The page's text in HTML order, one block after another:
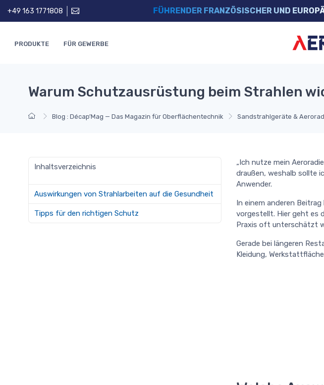
+49 163 1771808 FÜHRENDER FRANZÖSISCHER UND
PRODUKTE FÜR GEWERBE
Blog : Décap’Mag — Das Magazin für Oberflächentechnik Sandstrahlgeräte &
Warum Schutzausrüstung beim Strahlen
Inhaltsverzeichnis
Auswirkungen von Strahlarbeiten auf die Gesundheit
Tipps für den richtigen Schutz
„Ich nutze mein
draußen, weshalb sollte
Anwender.
In einem anderen
vorgestellt. Hier geht es
Praxis oft unterschätzt
Gerade bei längeren
Kleidung,